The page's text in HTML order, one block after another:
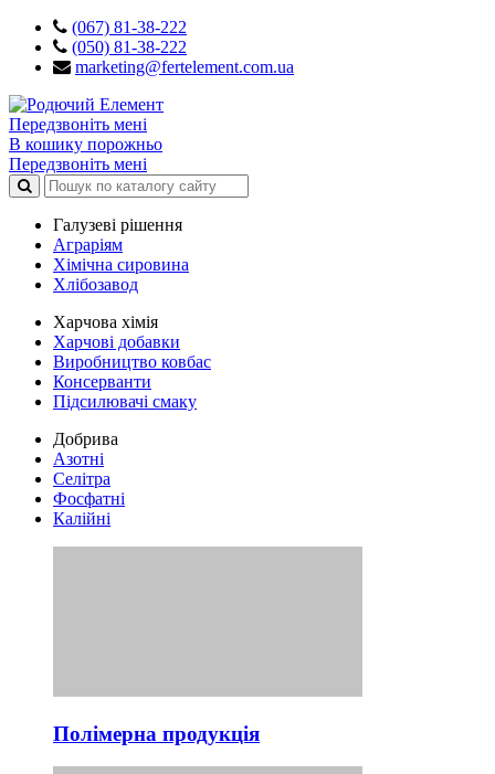
(067) 81-38-222
(050) 81-38-222
marketing@fertelement.com.ua
Передзвоніть мені
В кошику порожньо
Передзвоніть мені
Галузеві рішення
Аграріям
Хімічна сировина
Хлібозавод
Харчова хімія
Харчові добавки
Виробництво ковбас
Консерванти
Підсилювачі смаку
Добрива
Азотні
Селітра
Фосфатні
Калійні
Полімерна продукція